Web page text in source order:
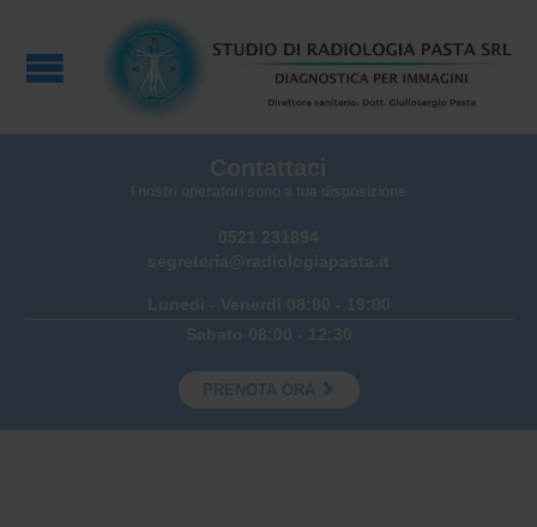
Contattaci
I nostri operatori sono a tua disposizione
0521 231894
segreteria@radiologiapasta.it
Lunedi - Venerdi 08:00 - 19:00
Sabato 08:00 - 12:30
PRENOTA ORA 